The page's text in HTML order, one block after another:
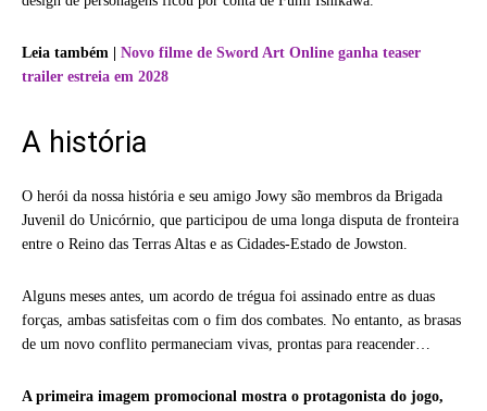
Leia também | Novo filme de Sword Art Online ganha teaser
trailer estreia em 2028
A história
O herói da nossa história e seu amigo Jowy são membros da Brigada
Juvenil do Unicórnio, que participou de uma longa disputa de fronteira
entre o Reino das Terras Altas e as Cidades-Estado de Jowston.
Alguns meses antes, um acordo de trégua foi assinado entre as duas
forças, ambas satisfeitas com o fim dos combates. No entanto, as brasas
de um novo conflito permaneciam vivas, prontas para reacender…
A primeira imagem promocional mostra o protagonista do jogo,